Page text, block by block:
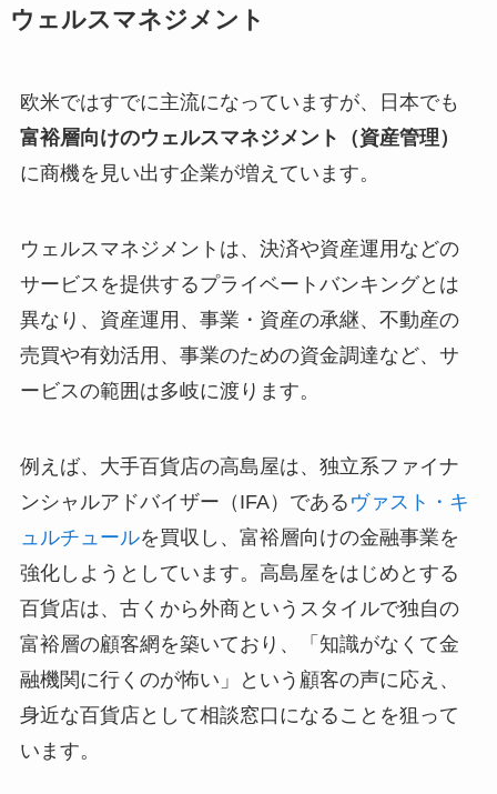
ウェルスマネジメント
欧米ではすでに主流になっていますが、日本でも
富裕層向けのウェルスマネジメント（資産管理）
に商機を見い出す企業が増えています。
ウェルスマネジメントは、決済や資産運用などの
サービスを提供するプライベートバンキングとは
異なり、資産運用、事業・資産の承継、不動産の
売買や有効活用、事業のための資金調達など、サ
ービスの範囲は多岐に渡ります。
例えば、大手百貨店の高島屋は、独立系ファイナ
ンシャルアドバイザー（IFA）である ヴァスト・キ
ュルチュールを買収し、富裕層向けの金融事業を
強化しようとしています。高島屋をはじめとする
百貨店は、古くから外商というスタイルで独自の
富裕層の顧客網を築いており、「知識がなくて金
融機関に行くのが怖い」という顧客の声に応え、
身近な百貨店として相談窓口になることを狙って
います。